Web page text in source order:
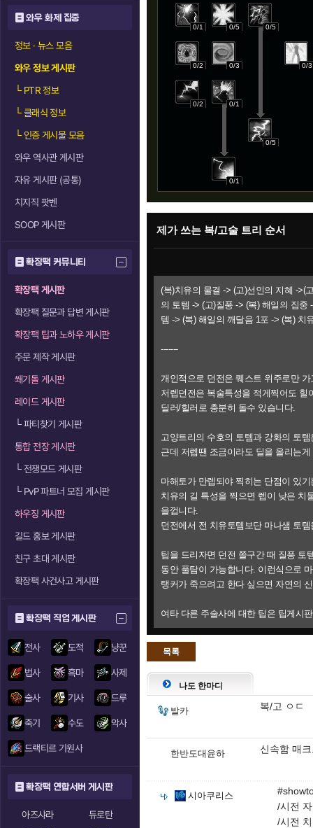
와우 화제 집중
정보 · 뉴스 모음
와우 정보 게시판
└PTR 정보
└클래식 정보
└인증 게시물 모음
와우 역사관 게시판
자유 게시판 (공통)
치지직 팟벤
SOOP 게시판
확장팩 커뮤니티
확장팩 게시판
확장팩 질문과 답변 게시판
확장팩 팁과 노하우 게시판
주문 제작 게시판
쐐기돌 게시판
레이드 게시판
└파티찾기 게시판
통합 전장 게시판
└전쟁모드 게시판
└PvP 파트너 모집 게시판
하우징 게시판
길드 홍보 게시판
친구 초대 게시판
확장팩 사건사고 게시판
확장팩 직업 게시판
전사 도적 냥꾼
법사 흑마 사제
술사 기사 드루
죽기 수도 악사
드랙티르 기원사
확장팩 연합서버 게시판
아즈샤라
듀로탄
0/1 0/5 0/5
0/2 0/3 0/3
0/2 0/1
0/5
0/1
제가 쓰는 복/고술 트리 순서
(복)치유의 물결 -> (고)선인의 지혜 ->(
의 토템 -> (고)질풍 -> (복) 해일의 집
템 -> (복) 해일의 깨달음 1포 -> (복) 치
-------
개인적으로 던전은 퀘스트 위주로만
저렙던전은 복술특성을 적게찍어도
딜러/힐러로 충분히 돌수 있습니다.
고양트리의 수호의 토템과 강화의 토
근데 저렙땐 조금이라도 딜을 올리는
마해토가 만렙되야 찍히는 단점이 있
치유의 길 특성을 찍으면 렙이 낮은 치
을껍니다.
던전에서 전 치유토템보단 마나샘 토
팁을 드리자면 던전 쫄구간 때 질풍 토
동안 풀탐이 가능합니다. 이런식으로
탱커가 죽으려고 한다 싶으면 자연의
여타 다른 주술사에 대한 팁은 팁게시
목록
으로
나도 한마디
발카 복/고 ㅇㄷ
한반도대윤하 신속함 매
시아쿠리스
/시전
/시전